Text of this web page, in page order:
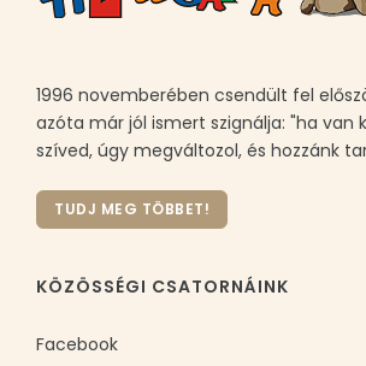
1996 novemberében csendült fel
azóta már jól ismert szignálja: "ha van
szíved, úgy megváltozol, és hozzánk
TUDJ MEG TÖBBET!
KÖZÖSSÉGI CSATORNÁINK
Facebook